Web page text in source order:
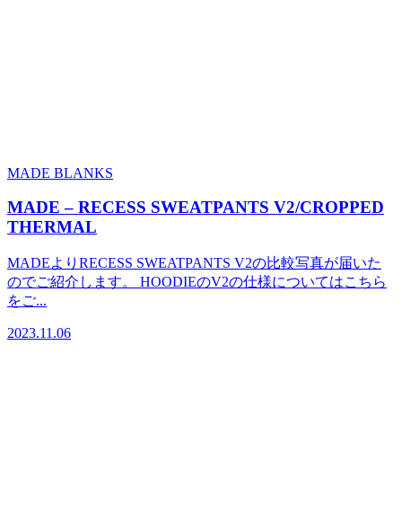
MADE BLANKS
MADE – RECESS SWEATPANTS V2/CROPPED
THERMAL
MADEよりRECESS SWEATPANTS V2の比較写真が届いた
のでご紹介します。 HOODIEのV2の仕様についてはこちら
をご...
2023.11.06